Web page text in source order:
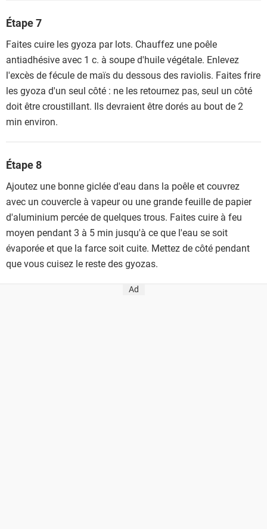
Étape 7
Faites cuire les gyoza par lots. Chauffez une poêle
antiadhésive avec 1 c. à soupe d'huile végétale. Enlevez
l'excès de fécule de maïs du dessous des raviolis. Faites frire
les gyoza d'un seul côté : ne les retournez pas, seul un côté
doit être croustillant. Ils devraient être dorés au bout de 2
min environ.
Étape 8
Ajoutez une bonne giclée d'eau dans la poêle et couvrez
avec un couvercle à vapeur ou une grande feuille de papier
d'aluminium percée de quelques trous. Faites cuire à feu
moyen pendant 3 à 5 min jusqu'à ce que l'eau se soit
évaporée et que la farce soit cuite. Mettez de côté pendant
que vous cuisez le reste des gyozas.
Ad